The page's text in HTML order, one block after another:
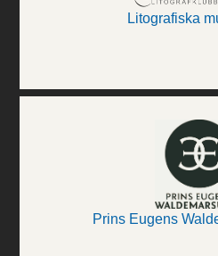
Litografiska
Prins Eugens